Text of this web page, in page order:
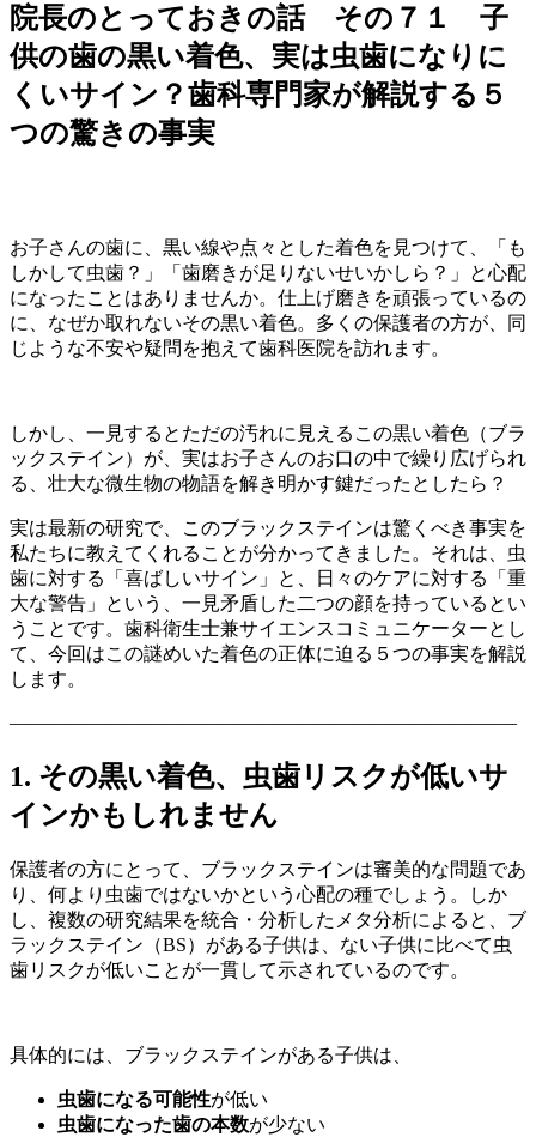
院長のとっておきの話 その７１ 子
供の歯の黒い着色、実は虫歯になりに
くいサイン？歯科専門家が解説する５
つの驚きの事実
お子さんの歯に、黒い線や点々とした着色を見つけて、「も
しかして虫歯？」「歯磨きが足りないせいかしら？」と心配
になったことはありませんか。仕上げ磨きを頑張っているの
に、なぜか取れないその黒い着色。多くの保護者の方が、同
じような不安や疑問を抱えて歯科医院を訪れます。
しかし、一見するとただの汚れに見えるこの黒い着色（ブラ
ックステイン）が、実はお子さんのお口の中で繰り広げられ
る、壮大な微生物の物語を解き明かす鍵だったとしたら？
実は最新の研究で、このブラックステインは驚くべき事実を
私たちに教えてくれることが分かってきました。それは、虫
歯に対する「喜ばしいサイン」と、日々のケアに対する「重
大な警告」という、一見矛盾した二つの顔を持っているとい
うことです。歯科衛生士兼サイエンスコミュニケーターとし
て、今回はこの謎めいた着色の正体に迫る５つの事実を解説
します。
——————————————————————————–
1. その黒い着色、虫歯リスクが低いサ
インかもしれません
保護者の方にとって、ブラックステインは審美的な問題であ
り、何より虫歯ではないかという心配の種でしょう。しか
し、複数の研究結果を統合・分析したメタ分析によると、ブ
ラックステイン（BS）がある子供は、ない子供に比べて虫
歯リスクが低いことが一貫して示されているのです。
具体的には、ブラックステインがある子供は、
虫歯になる可能性が低い
虫歯になった歯の本数が少ない